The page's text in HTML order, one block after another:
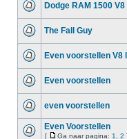
Dodge RAM 1500
The Fall Guy
Even voorstellen V8
Even voorstellen
even voorstellen
Even Voorstellen
[ Ga naar pagina: 1 2 ]